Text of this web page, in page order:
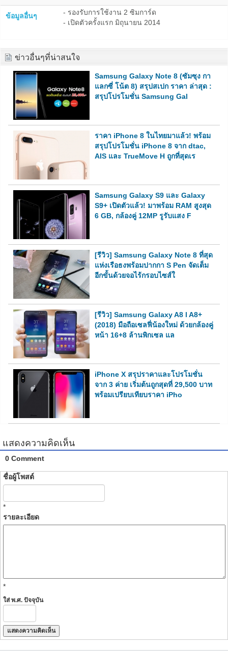
ข้อมูลอื่นๆ
- รองรับการใช้งาน 2 ซิมการ์ด
- เปิดตัวครั้งแรก มิถุนายน 2014
ข่าวอื่นๆที่น่าสนใจ
Samsung Galaxy Note 8 (ซัมซุง กา
แลกซี่ โน้ต 8) สรุปสเปก ราคา ล่าสุด :
สรุปโปรโมชั่น Samsung Gal
ราคา iPhone 8 ในไทยมาแล้ว! พร้อม
สรุปโปรโมชั่น iPhone 8 จาก dtac,
AIS และ TrueMove H ถูกที่สุดเร
Samsung Galaxy S9 และ Galaxy
S9+ เปิดตัวแล้ว! มาพร้อม RAM สูงสุด
6 GB, กล้องคู่ 12MP รูรับแสง F
[รีวิว] Samsung Galaxy Note 8 ที่สุด
แห่งเรือธงพร้อมปากกา S Pen จัดเต็ม
อีกขั้นด้วยจอไร้กรอบไซส์ใ
[รีวิว] Samsung Galaxy A8 l A8+
(2018) มือถือเซลฟี่น้องใหม่ ด้วยกล้องคู่
หน้า 16+8 ล้านพิกเซล แล
iPhone X สรุปราคาและโปรโมชั่น
จาก 3 ค่าย เริ่มต้นถูกสุดที่ 29,500 บาท
พร้อมเปรียบเทียบราคา iPho
แสดงความคิดเห็น
0 Comment
ชื่อผู้โพสต์
*
รายละเอียด
*
ใส่ พ.ศ. ปัจจุบัน